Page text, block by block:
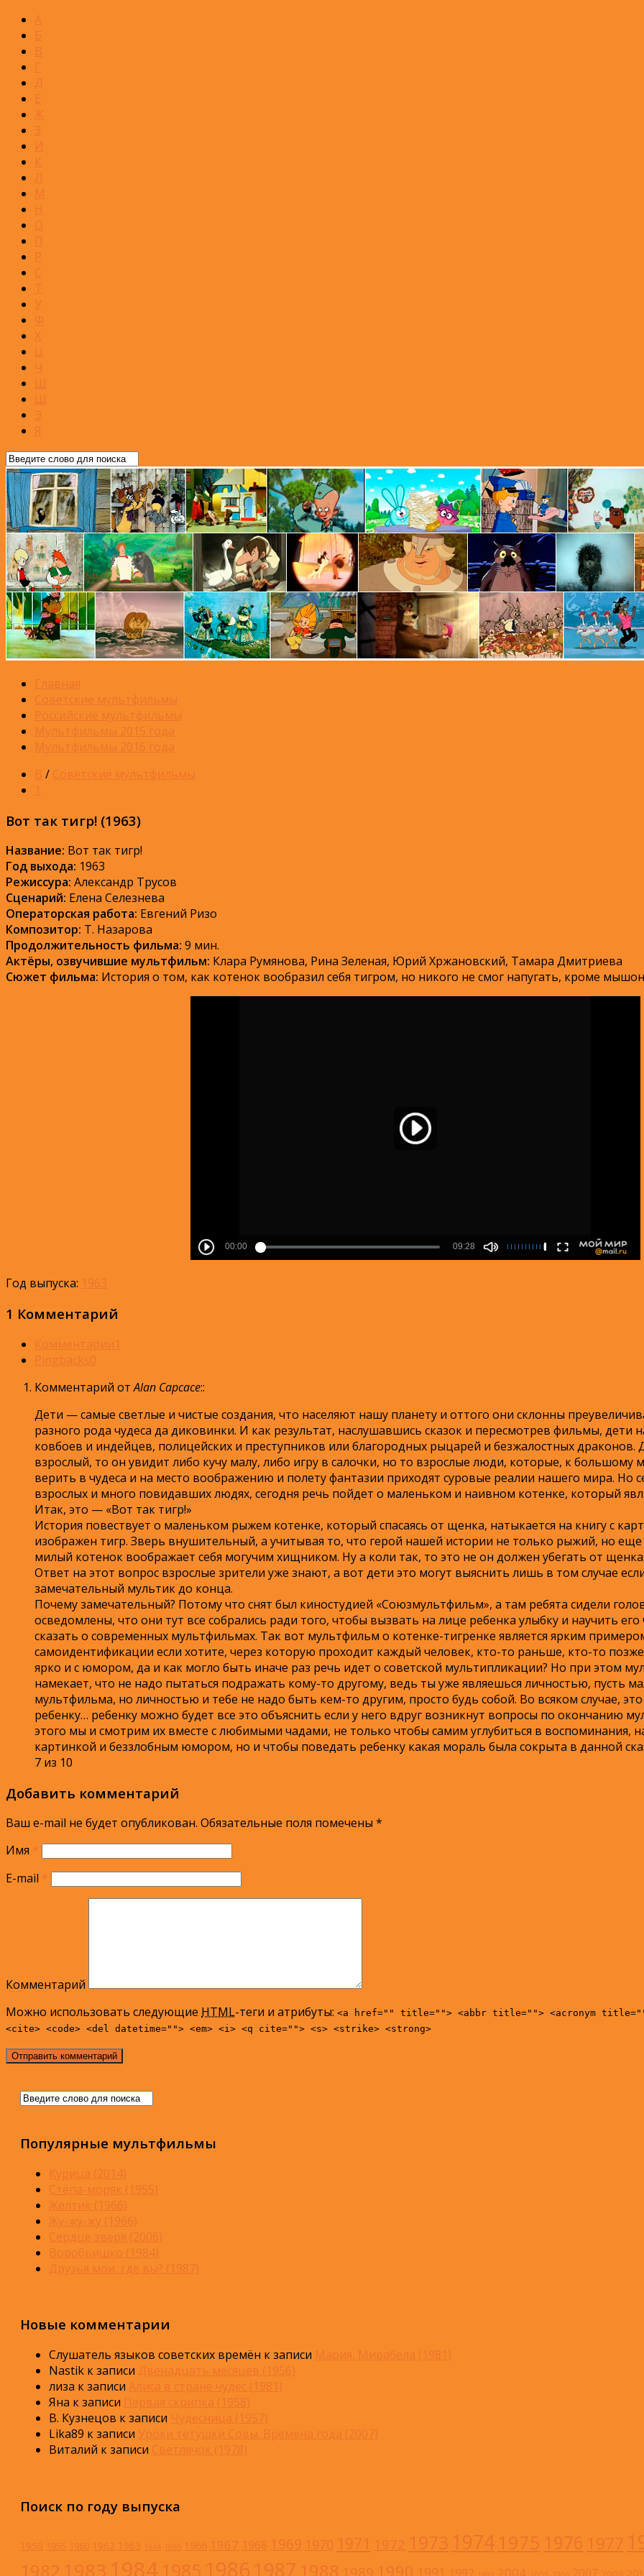
А
Б
В
Г
Д
Е
Ж
З
И
К
Л
М
Н
О
П
Р
С
Т
У
Ф
Х
Ц
Ч
Ш
Щ
Э
Я
Главная
Советские мультфильмы
Российские мультфильмы
Мультфильмы 2015 года
Мультфильмы 2016 года
В / Советские мультфильмы
1
Вот так тигр! (1963)
Название: Вот так тигр!
Год выхода: 1963
Режиссура: Александр Трусов
Сценарий: Елена Селезнева
Операторская работа: Евгений Ризо
Композитор: Т. Назарова
Продолжительность фильма: 9 мин.
Актёры, озвучившие мультфильм: Клара Румянова, Рина Зеленая, Юрий Хржановский, Тамара Дмитриева
Сюжет фильма: История о том, как котенок вообразил себя тигром, но никого не смог напугать, кроме
Год выпуска: 1963
1 Комментарий
Комментарии1
Pingbacks0
Комментарий отAlan Capcace::
Дети — самые светлые и чистые создания, что населяют нашу планету и оттого они склонны
разного рода чудеса да диковинки. И как результат, наслушавшись сказок и пересмотрев фильмы, дети
ковбоев и индейцев, полицейских и преступников или благородных рыцарей и безжалостных драконов.
взрослый, то он увидит либо кучу малу, либо игру в салочки, но то взрослые люди, которые, к
верить в чудеса и на место воображению и полету фантазии приходят суровые реалии нашего мира. Но
взрослых и много повидавших людях, сегодня речь пойдет о маленьком и наивном котенке, который
Итак, это — «Вот так тигр!»
История повествует о маленьком рыжем котенке, который спасаясь от щенка, натыкается на книгу с
изображен тигр. Зверь внушительный, а учитывая то, что герой нашей истории не только рыжий, но
милый котенок воображает себя могучим хищником. Ну а коли так, то это не он должен убегать от
Ответ на этот вопрос взрослые зрители уже знают, а вот дети это могут выяснить лишь в том случае
замечательный мультик до конца.
Почему замечательный? Потому что снят был киностудией «Союзмультфильм», а там ребята сидели
осведомлены, что они тут все собрались ради того, чтобы вызвать на лице ребенка улыбку и научить
сказать о современных мультфильмах. Так вот мультфильм о котенке-тигренке является ярким
самоидентификации если хотите, через которую проходит каждый человек, кто-то раньше, кто-то
ярко и с юмором, да и как могло быть иначе раз речь идет о советской мультипликации? Но при этом
намекает, что не надо пытаться подражать кому-то другому, ведь ты уже являешься личностью, пусть
мультфильма, но личностью и тебе не надо быть кем-то другим, просто будь собой. Во всяком случае,
ребенку… ребенку можно будет все это объяснить если у него вдруг возникнут вопросы по окончанию
этого мы и смотрим их вместе с любимыми чадами, не только чтобы самим углубиться в воспоминания,
картинкой и беззлобным юмором, но и чтобы поведать ребенку какая мораль была сокрыта в данной
7 из 10
Добавить комментарий
Ваш e-mail не будет опубликован. Обязательные поля помечены *
Имя *
E-mail *
Комментарий
Можно использовать следующие HTML-теги и атрибуты: <a href="" title=""> <abbr title=""> <acronym
<cite> <code> <del datetime=""> <em> <i> <q cite=""> <s> <strike> <strong>
Популярные мультфильмы
Курица (2014)
Стёпа-моряк (1955)
Желтик (1966)
Жу-жу-жу (1966)
Сердце зверя (2006)
Воробьишко (1984)
Друзья мои, где вы? (1987)
Новые комментарии
Слушатель языков советских времён к записи Мария, Мирабела (1981)
Nastik к записи Двенадцать месяцев (1956)
лиза к записи Алиса в стране чудес (1981)
Яна к записи Первая скрипка (1958)
В. Кузнецов к записи Чудесница (1957)
Lika89 к записи Уроки тётушки Совы. Времена года (2007)
Виталий к записи Светлячок (1978)
Поиск по году выпуска
1950 1955 1960 1962 1963 1964 1965 1966 1967 1968 1969 1970 1971 1972 1973 1974 1975 1976 1977
1982 1983 1984 1985 1986 1987 1988 1989 1990 1991 2004